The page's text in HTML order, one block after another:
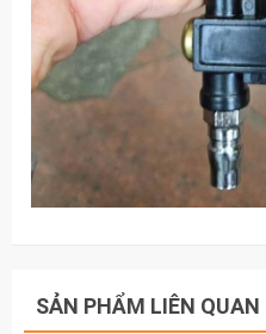
SẢN PHẨM LIÊN QUAN